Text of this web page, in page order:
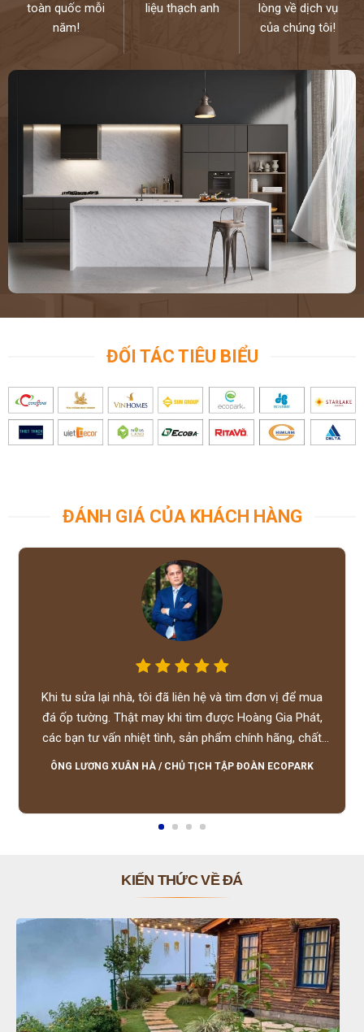
toàn quốc mỗi
năm!
liệu thạch anh
lòng về dịch vụ
của chúng tôi!
ĐỐI TÁC TIÊU BIỂU
ĐÁNH GIÁ CỦA KHÁCH HÀNG
Khi tu sửa lại nhà, tôi đã liên hệ và tìm đơn vị để mua
đá ốp tường. Thật may khi tìm được Hoàng Gia Phát,
các bạn tư vấn nhiệt tình, sản phẩm chính hãng, chất
lượng tốt, giá hợp lý, hỗ trợ tận tình.
ÔNG LƯƠNG XUÂN HÀ / CHỦ TỊCH TẬP ĐOÀN ECOPARK
KIẾN THỨC VỀ ĐÁ